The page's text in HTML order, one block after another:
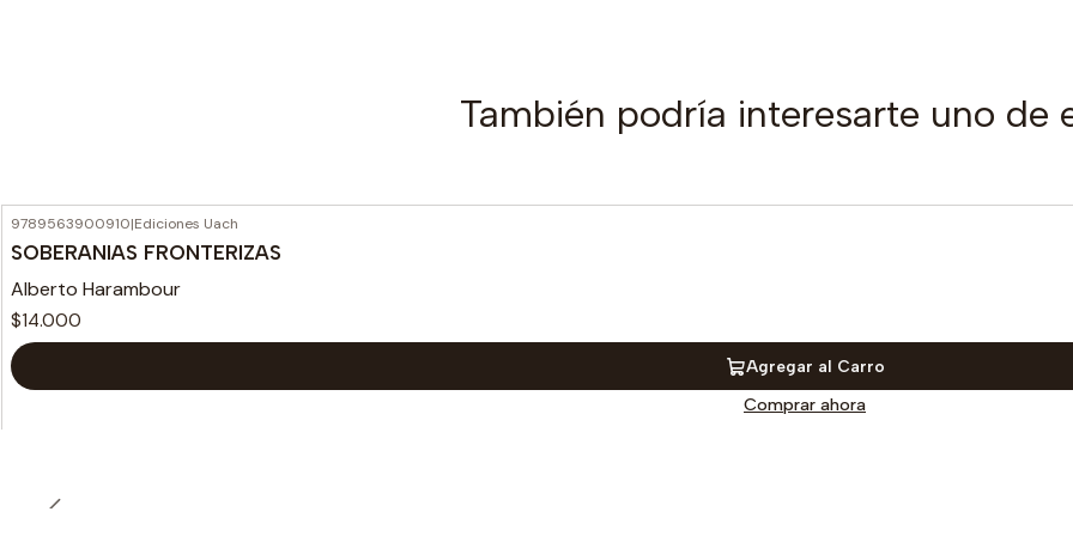
También podría interesarte uno de
9789563900910|Ediciones Uach
SOBERANIAS FRONTERIZAS
Alberto Harambour
$14.000
Agregar al Carro
Comprar ahora